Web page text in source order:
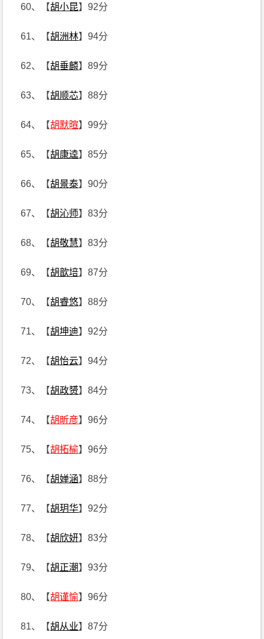
60、【胡小昆】92分
61、【胡洲林】94分
62、【胡垂麟】89分
63、【胡顺芯】88分
64、【胡默暄】99分
65、【胡康逵】85分
66、【胡景泰】90分
67、【胡沁师】83分
68、【胡敬慧】83分
69、【胡歆培】87分
70、【胡睿悠】88分
71、【胡坤迪】92分
72、【胡怡云】94分
73、【胡政赟】84分
74、【胡昕彦】96分
75、【胡拓榆】96分
76、【胡婵涵】88分
77、【胡玥华】92分
78、【胡欣妍】83分
79、【胡正潮】93分
80、【胡谨愉】96分
81、【胡从业】87分